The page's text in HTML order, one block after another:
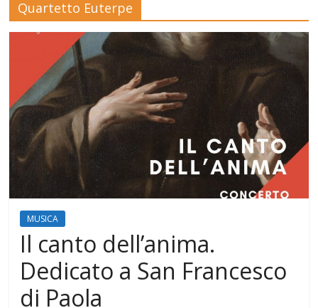
Mensile
di
cultura,
turismo
e
curiosità
Quartetto Euterpe
MUSICA
Il canto dell’anima.
Dedicato a San Francesco
di Paola